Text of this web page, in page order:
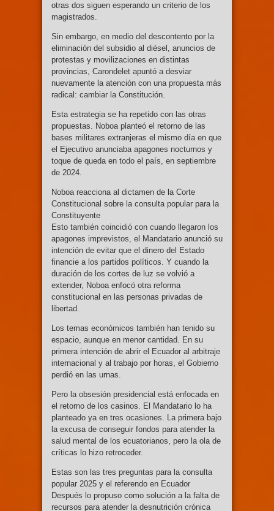
otras dos siguen esperando un criterio de los
magistrados.
Sin embargo, en medio del descontento por la
eliminación del subsidio al diésel, anuncios de
protestas y movilizaciones en distintas
provincias, Carondelet apuntó a desviar
nuevamente la atención con una propuesta más
radical: cambiar la Constitución.
Esta estrategia se ha repetido con las otras
propuestas. Noboa planteó el retorno de las
bases militares extranjeras el mismo día en que
el Ejecutivo anunciaba apagones nocturnos y
toque de queda en todo el país, en septiembre
de 2024.
Noboa reacciona al dictamen de la Corte
Constitucional sobre la consulta popular para la
Constituyente
Esto también coincidió con cuando llegaron los
apagones imprevistos, el Mandatario anunció su
intención de evitar que el dinero del Estado
financie a los partidos políticos. Y cuando la
duración de los cortes de luz se volvió a
extender, Noboa enfocó otra reforma
constitucional en las personas privadas de
libertad.
Los temas económicos también han tenido su
espacio, aunque en menor cantidad. En su
primera intención de abrir el Ecuador al arbitraje
internacional y al trabajo por horas, el Gobierno
perdió en las urnas.
Pero la obsesión presidencial está enfocada en
el retorno de los casinos. El Mandatario lo ha
planteado ya en tres ocasiones. La primera bajo
la excusa de conseguir fondos para atender la
salud mental de los ecuatorianos, pero la ola de
críticas lo hizo retroceder.
Estas son las tres preguntas para la consulta
popular 2025 y el referendo en Ecuador
Después lo propuso como solución a la falta de
recursos para atender la desnutrición crónica